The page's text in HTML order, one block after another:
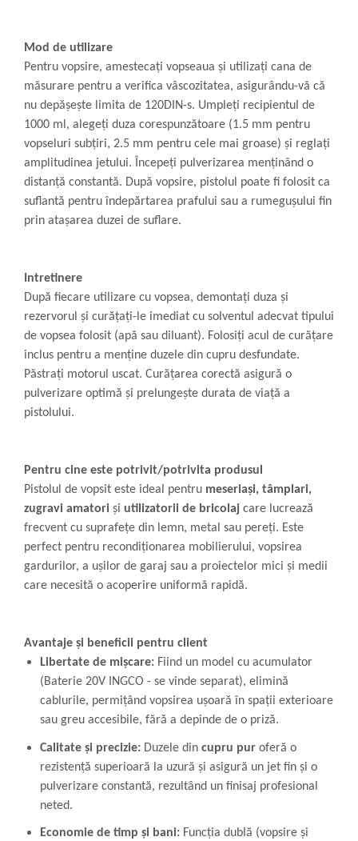
Mod de utilizare
Pentru vopsire, amestecați vopseaua și utilizați cana de
măsurare pentru a verifica vâscozitatea, asigurându-vă că
nu depășește limita de 120DIN-s. Umpleți recipientul de
1000 ml, alegeți duza corespunzătoare (1.5 mm pentru
vopseluri subțiri, 2.5 mm pentru cele mai groase) și reglați
amplitudinea jetului. Începeți pulverizarea menținând o
distanță constantă. După vopsire, pistolul poate fi folosit ca
suflantă pentru îndepărtarea prafului sau a rumegușului fin
prin atașarea duzei de suflare.
Intretinere
După fiecare utilizare cu vopsea, demontați duza și
rezervorul și curățați-le imediat cu solventul adecvat tipului
de vopsea folosit (apă sau diluant). Folosiți acul de curățare
inclus pentru a menține duzele din cupru desfundate.
Păstrați motorul uscat. Curățarea corectă asigură o
pulverizare optimă și prelungește durata de viață a
pistolului.
Pentru cine este potrivit/potrivita produsul
Pistolul de vopsit este ideal pentru meseriași, tâmplari,
zugravi amatori și utilizatorii de bricolaj care lucrează
frecvent cu suprafețe din lemn, metal sau pereți. Este
perfect pentru recondiționarea mobilierului, vopsirea
gardurilor, a ușilor de garaj sau a proiectelor mici și medii
care necesită o acoperire uniformă rapidă.
Avantaje și beneficii pentru client
Libertate de mișcare: Fiind un model cu acumulator
(Baterie 20V INGCO - se vinde separat), elimină
cablurile, permițând vopsirea ușoară în spații exterioare
sau greu accesibile, fără a depinde de o priză.
Calitate și precizie: Duzele din cupru pur oferă o
rezistență superioară la uzură și asigură un jet fin și o
pulverizare constantă, rezultând un finisaj profesional
neted.
Economie de timp și bani: Funcția dublă (vopsire și